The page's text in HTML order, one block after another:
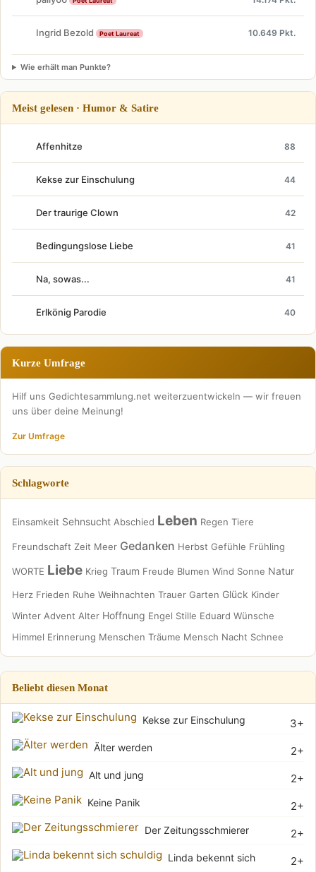
Ingrid Bezold Poet Laureat 10.649 Pkt.
Wie erhält man Punkte?
Meist gelesen · Humor & Satire
Affenhitze 88
Kekse zur Einschulung 44
Der traurige Clown 42
Bedingungslose Liebe 41
Na, sowas... 41
Erlkönig Parodie 40
Kurze Umfrage
Hilf uns Gedichtesammlung.net weiterzuentwickeln — wir freuen
uns über deine Meinung!
Zur Umfrage
Schlagworte
Einsamkeit Sehnsucht Abschied Leben Regen Tiere
Freundschaft Zeit Meer Gedanken Herbst Gefühle Frühling
WORTE Liebe Krieg Traum Freude Blumen Wind Sonne Natur
Herz Frieden Ruhe Weihnachten Trauer Garten Glück Kinder
Winter Advent Alter Hoffnung Engel Stille Eduard Wünsche
Himmel Erinnerung Menschen Träume Mensch Nacht Schnee
Beliebt diesen Monat
3+
Kekse zur Einschulung
2+
Älter werden
2+
Alt und jung
2+
Keine Panik
2+
Der Zeitungsschmierer
2+
Linda bekennt sich